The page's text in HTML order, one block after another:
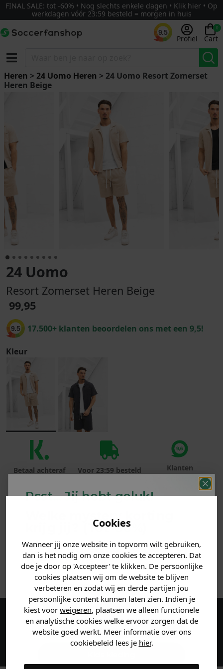
Cookies
Wanneer jij onze website in topvorm wilt gebruiken,
dan is het nodig om onze cookies te accepteren. Dat
doe je door op 'Accepteer' te klikken. De persoonlijke
cookies plaatsen wij om de website te blijven
verbeteren en zodat wij en derde partijen jou
persoonlijke content kunnen laten zien. Indien je
kiest voor weigeren, plaatsen we alleen functionele
en analytische cookies welke ervoor zorgen dat de
website goed werkt. Meer informatie over ons
cookiebeleid lees je hier.
FINAL SALE: tot -60% • Nog slechts enkele dagen • Klik hier • Op
werkdagen vóór 23:59 besteld = morgen in huis
9.5
Profiel
0
Cart
Heren > 24 Uomo Heren > 24 Uomo Resort Zomerset
Heren Beige
24 Uomo
Resort Zomerset Heren Beige
99,95
9.5 17.500+ klanten beoordelen ons met een 9,5!
Kleur
Betaal achteraf
Voor 23:59 besteld
Klanten
beoordelen ons
met een 9,6!
MATERIAAL & WASVOORSCHRIFT
ANDERE BESTELDEN OOK
Maak een account aan en ontvang 5%
korting op je eerste bestelling!
Psst... Jij hebt geluk!
Welke mystery
krijg jij? (Tot-30%
Vertel ons waar je naar op
zoek bent. 👇
Heren kleding
Dames kleding